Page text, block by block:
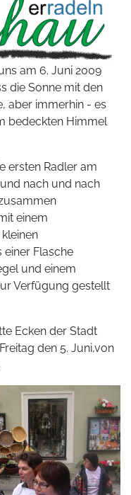
am 6. Juni 2009
die Sonne mit den
aber immerhin - es
bedeckten Himmel
ersten Radler am
nach und nach
einem
Flasche
und einem
Verfügung gestellt
Ecken der Stadt
den 5. Juni,von